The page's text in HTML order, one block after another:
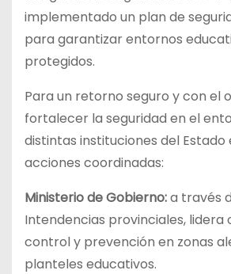
implementado un plan de
para garantizar entornos
protegidos.
Para un retorno seguro y con el
fortalecer la seguridad en el
distintas instituciones del Estado
acciones coordinadas:
Ministerio de Gobierno:a través
Intendencias provinciales, lidera
control y prevención en zonas
planteles educativos.